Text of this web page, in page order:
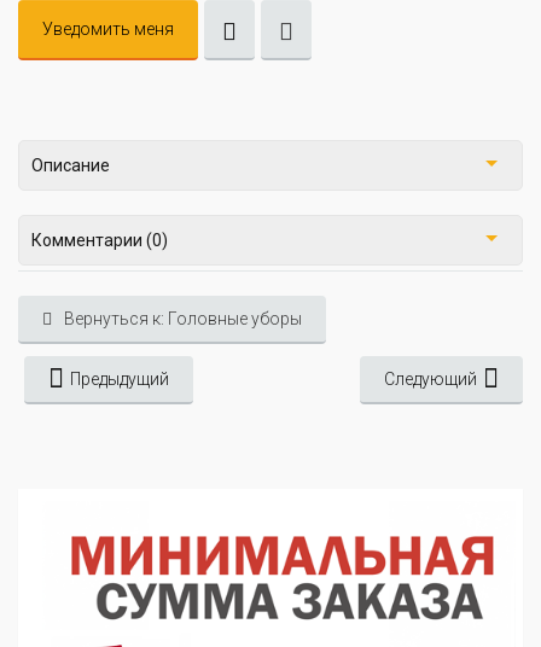
Уведомить меня
Описание
Комментарии (0)
Вернуться к: Головные уборы
Предыдущий Следующий